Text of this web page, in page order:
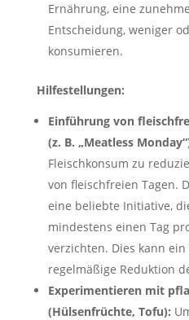
Ernährung, eine
Entscheidung, weniger
konsumieren.
Hilfestellungen:
Einführung von
(z. B. „Meatless
Fleischkonsum zu
von fleischfreien Tagen.
eine beliebte Initiative,
mindestens einen Tag
verzichten. Dies kann
regelmäßige Reduktion
Experimentieren mit
(Hülsenfrüchte, Tofu):